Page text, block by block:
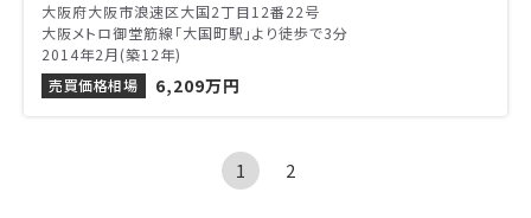
大阪府大阪市浪速区大国2丁目12番22号
大阪メトロ御堂筋線「大国町駅」より徒歩で3分
2014年2月(築12年)
売買価格相場
6,209万円
1 2